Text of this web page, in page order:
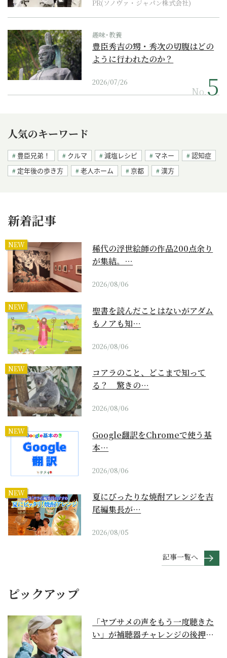
PR(ソノヴァ・ジャパン株式会社)
趣味･教養
豊臣秀吉の甥・秀次の切腹はどの
ように行われたのか？
2026/07/26
No.
人気のキーワード
豊臣兄弟！ クルマ 減塩レシピ マネー
認知症
定年後の歩き方
老人ホーム 京都 漢方
新着記事
NEW
稀代の浮世絵師の作品200点余り
が集結。…
2026/08/06
NEW
聖書を読んだことはないがアダム
もノアも知…
2026/08/06
NEW
コアラのこと、どこまで知って
る？ 驚きの…
2026/08/06
NEW
Google翻訳をChromeで使う基
本…
2026/08/06
NEW
夏にぴったりな焼酎アレンジを吉
尾編集長が…
2026/08/05
記事一覧へ
ピックアップ
「ヤブサメの声をもう一度聴きた
い」が補聴器チャレンジの後押し